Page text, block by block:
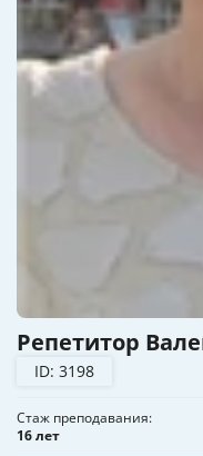
Репетитор
ID: 3198
Стаж преподавания
16 лет